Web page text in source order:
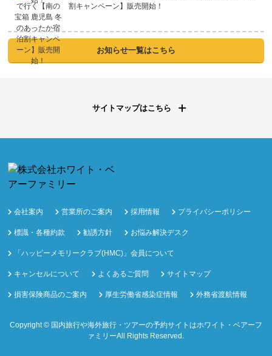
割キャンペーン】販売開始！
お知らせ一覧はこちら
サイトマップはこちら
会社案内 営業所のご案内 採用情報 プライバシーポリシー
標識・各種約款 勧誘方針 お悩み解決デスク
「ハッピーメモリークラブ(HMC)」会員について
キャンセルについて よくあるご質問 サイトマップ
損害保険商品のご案内 厚生労働省感染症情報 外務省渡航情報
Copyright © 国内旅行や海外旅行・ツアーの予約サイトはホワイト・ベアーフ
ァミリーAll Rights Reserved.